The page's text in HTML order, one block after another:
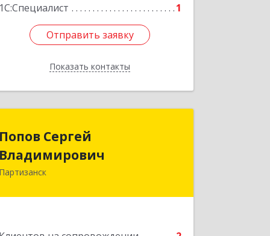
1С:Специалист
1
Отправить заявку
Показать контакты
Отправить заявку
Назад
Попов Сергей
Владимирович
Партизанск
Попов Сергей
Владимирович
692922, Приморский край, г. Находка,